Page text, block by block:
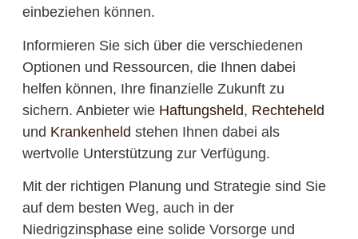
einbeziehen können.
Informieren Sie sich über die verschiedenen
Optionen und Ressourcen, die Ihnen dabei
helfen können, Ihre finanzielle Zukunft zu
sichern. Anbieter wie Haftungsheld, Rechteheld
und Krankenheld stehen Ihnen dabei als
wertvolle Unterstützung zur Verfügung.
Mit der richtigen Planung und Strategie sind Sie
auf dem besten Weg, auch in der
Niedrigzinsphase eine solide Vorsorge und